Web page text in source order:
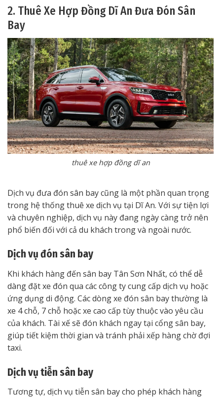
2. Thuê Xe Hợp Đồng Dĩ An Đưa Đón Sân
Bay
thuê xe hợp đồng dĩ an
Dịch vụ đưa đón sân bay cũng là một phần quan trọng
trong hệ thống thuê xe dịch vụ tại Dĩ An. Với sự tiện lợi
và chuyên nghiệp, dịch vụ này đang ngày càng trở nên
phổ biến đối với cả du khách trong và ngoài nước.
Dịch vụ đón sân bay
Khi khách hàng đến sân bay Tân Sơn Nhất, có thể dễ
dàng đặt xe đón qua các công ty cung cấp dịch vụ hoặc
ứng dụng di động. Các dòng xe đón sân bay thường là
xe 4 chỗ, 7 chỗ hoặc xe cao cấp tùy thuộc vào yêu cầu
của khách. Tài xế sẽ đón khách ngay tại cổng sân bay,
giúp tiết kiệm thời gian và tránh phải xếp hàng chờ đợi
taxi.
Dịch vụ tiễn sân bay
Tương tự, dịch vụ tiễn sân bay cho phép khách hàng